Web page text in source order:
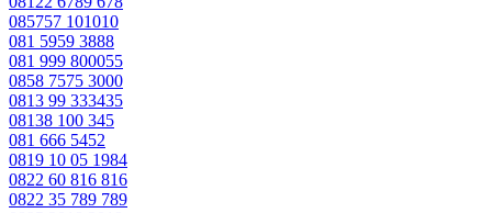
085757 101010
081 5959 3888
081 999 800055
0858 7575 3000
0813 99 333435
08138 100 345
081 666 5452
0819 10 05 1984
0822 60 816 816
0822 35 789 789